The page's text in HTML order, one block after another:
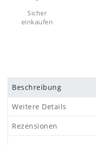
Sicher
einkaufen
Beschreibung
Weitere Details
Rezensionen